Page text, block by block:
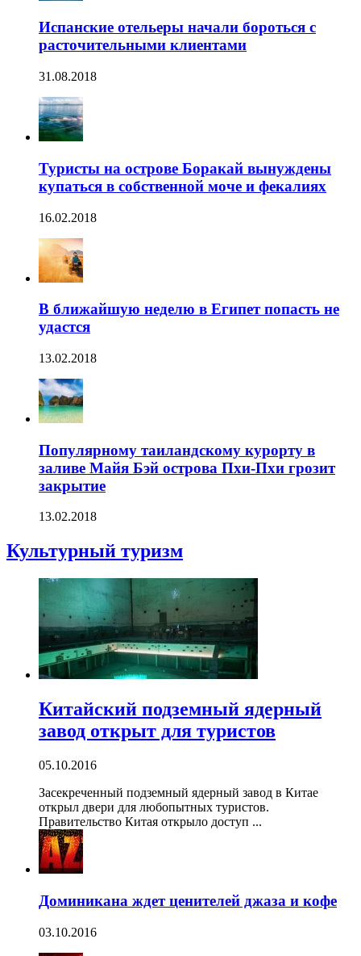
Испанские отельеры начали бороться с
расточительными клиентами
31.08.2018
Туристы на острове Боракай вынуждены
купаться в собственной моче и фекалиях
16.02.2018
В ближайшую неделю в Египет попасть не
удастся
13.02.2018
Популярному таиландскому курорту в
заливе Майя Бэй острова Пхи-Пхи грозит
закрытие
13.02.2018
Культурный туризм
Китайский подземный ядерный
завод открыт для туристов
05.10.2016
Засекреченный подземный ядерный завод в Китае
открыл двери для любопытных туристов.
Правительство Китая открыло доступ ...
Доминикана ждет ценителей джаза и кофе
03.10.2016